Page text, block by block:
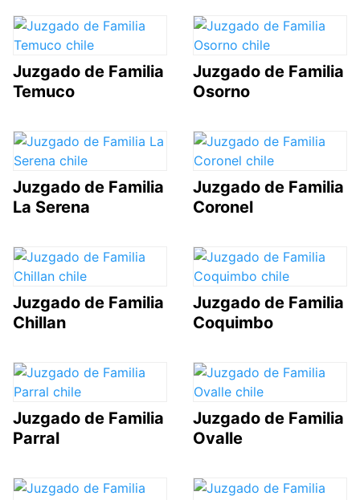
Juzgado de Familia
Temuco
Juzgado de Familia
Osorno
Juzgado de Familia
La Serena
Juzgado de Familia
Coronel
Juzgado de Familia
Chillan
Juzgado de Familia
Coquimbo
Juzgado de Familia
Parral
Juzgado de Familia
Ovalle